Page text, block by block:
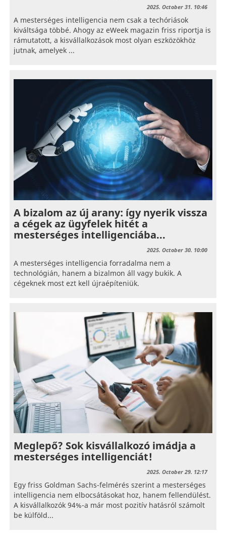
2025. October 31. 10:46
A mesterséges intelligencia nem csak a techóriások
kiváltsága többé. Ahogy az eWeek magazin friss riportja is
rámutatott, a kisvállalkozások most olyan eszközökhöz
jutnak, amelyek ...
A bizalom az új arany: így nyerik vissza
a cégek az ügyfelek hitét a
mesterséges intelligenciába...
2025. October 30. 10:00
A mesterséges intelligencia forradalma nem a
technológián, hanem a bizalmon áll vagy bukik. A
cégeknek most ezt kell újraépíteniük.
Meglepő? Sok kisvállalkozó imádja a
mesterséges intelligenciát!
2025. October 29. 12:17
Egy friss Goldman Sachs-felmérés szerint a mesterséges
intelligencia nem elbocsátásokat hoz, hanem fellendülést.
A kisvállalkozók 94%-a már most pozitív hatásról számolt
be külföld...